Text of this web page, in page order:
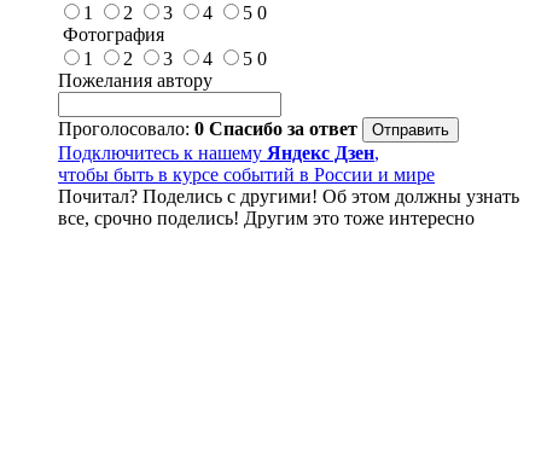
1
2 3 4 5 0
Фотография
1
2 3 4 5 0
Пожелания автору
Проголосовало: 0 Спасибо за ответ
Подключитесь к нашему Яндекс Дзен,
чтобы быть в курсе событий в России и мире
Почитал? Поделись с другими! Об этом должны узнать
все, срочно поделись! Другим это тоже интересно